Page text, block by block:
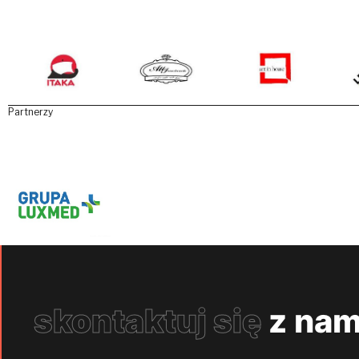
Partnerzy
skontaktuj się z